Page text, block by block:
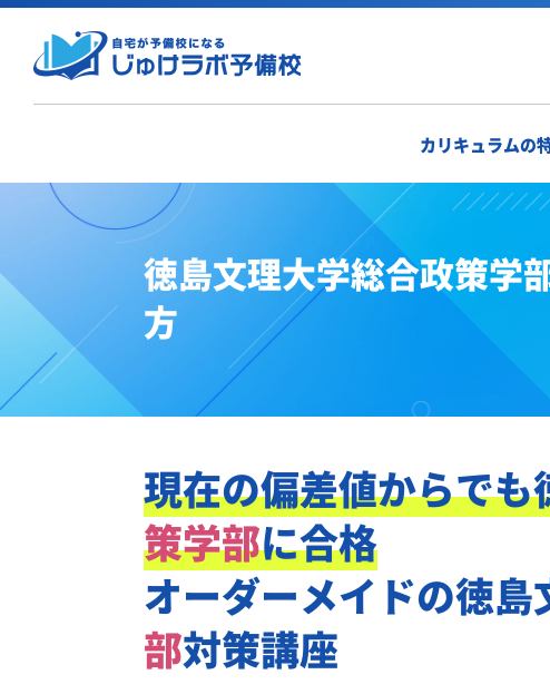
カリキュラムの
徳島文理大学総合政策学
方
現在の偏差値からでも
策学部に合格
オーダーメイドの徳島
部対策講座